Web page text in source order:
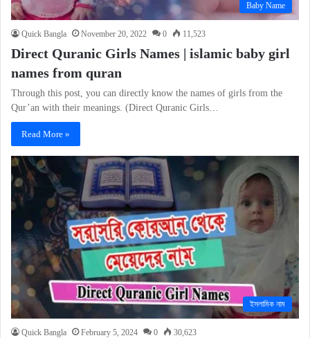
Baby Name
Quick Bangla November 20, 2022 0 11,523
Direct Quranic Girls Names | islamic baby girl
names from quran
Through this post, you can directly know the names of girls from the
Qur’an with their meanings. (Direct Quranic Girls…
Read More »
ইসলামিক নাম
Quick Bangla February 5, 2024 0 30,623